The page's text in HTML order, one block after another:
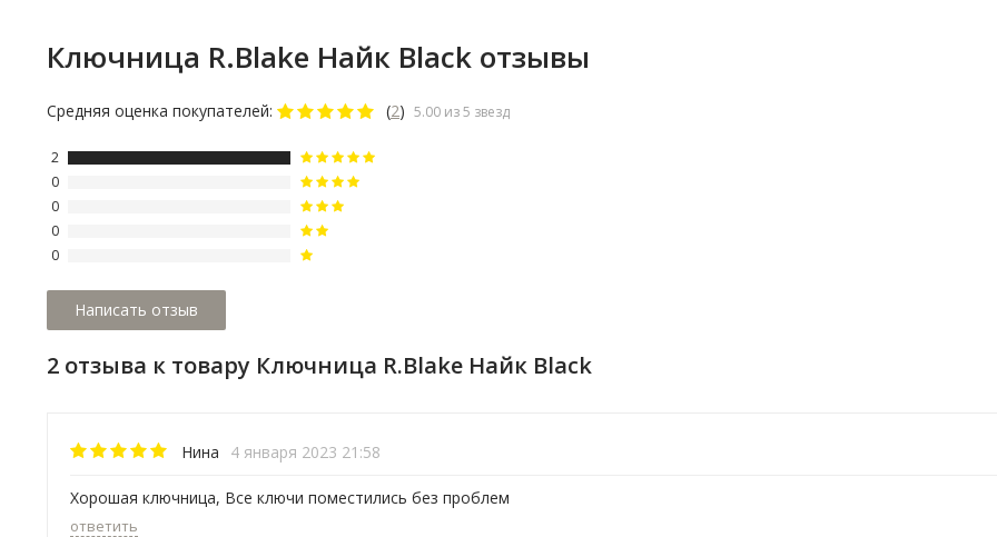
Ключница R.Blake Найк Black отзывы
Средняя оценка покупателей: (2) 5.00 из 5 звезд
2
0
0
0
0
2 отзыва к товару Ключница R.Blake Найк Black
Нина 4 января 2023 21:58
Хорошая ключница, Все ключи поместились без проблем
ответить